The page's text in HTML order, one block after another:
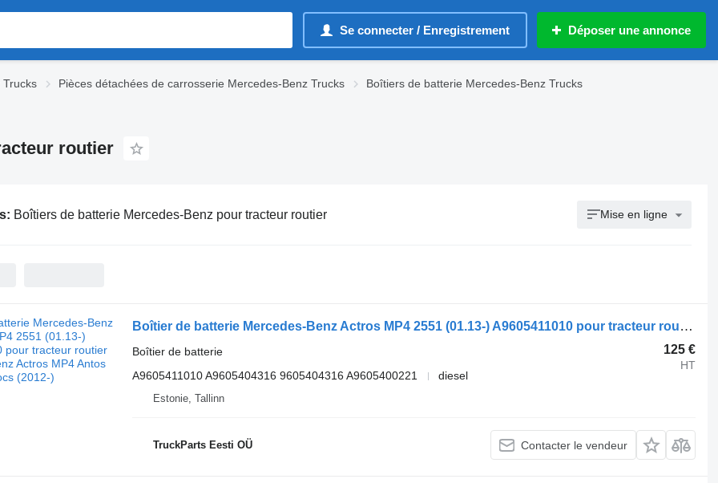
Se connecter / Enregistrement Déposer une annonce
Trucks Pièces détachées de carrosserie Mercedes-Benz Trucks
Boîtiers de batterie Mercedes-Benz Trucks
routier
Boîtiers de batterie Mercedes-Benz pour tracteur routier Mise en ligne
Boîtier de batterie Mercedes-Benz Actros MP4 2551 (01.13-) A9605411010 pour tracteur routier Mercedes-Benz Actros MP4 Antos Arocs (2012-)
125 €
HT
Boîtier de batterie
A9605411010 A9605404316 9605404316 A9605400221
diesel
Estonie, Tallinn
TruckParts Eesti OÜ Contacter le vendeur